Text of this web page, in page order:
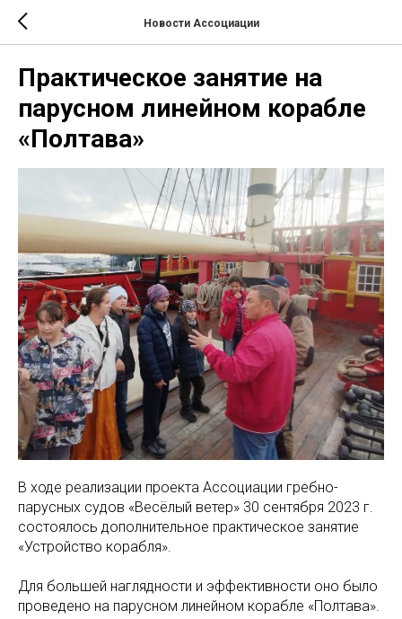
Новости Ассоциации
Практическое занятие на
парусном линейном корабле
«Полтава»
В ходе реализации проекта Ассоциации гребно-
парусных судов «Весёлый ветер» 30 сентября 2023 г.
состоялось дополнительное практическое занятие
«Устройство корабля».
Для большей наглядности и эффективности оно было
проведено на парусном линейном корабле «Полтава».